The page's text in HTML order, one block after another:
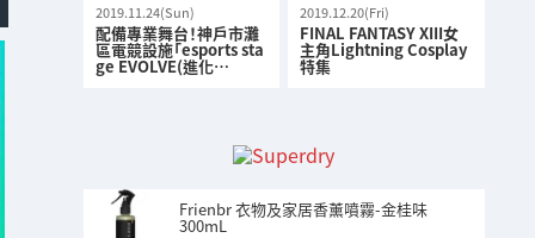
2019.11.24(Sun)
配備專業舞台！神戶市灘
區電競設施「esports sta
ge EVOLVE(進化…
2019.12.20(Fri)
FINAL FANTASY XIII女
主角Lightning Cosplay
特集
Frienbr 衣物及家居香薰噴霧-金桂味
300mL